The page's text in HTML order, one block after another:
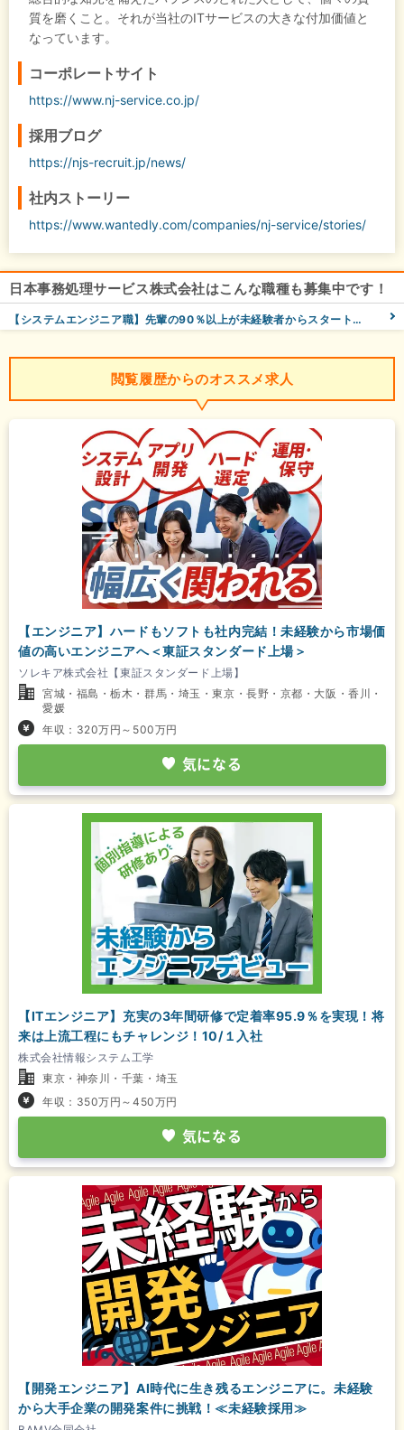
質を磨くこと。それが当社のITサービスの大きな付加価値と
なっています。
コーポレートサイト
https://www.nj-service.co.jp/
採用ブログ
https://njs-recruit.jp/news/
社内ストーリー
https://www.wantedly.com/companies/nj-service/stories/
日本事務処理サービス株式会社はこんな職種も募集中です！
【システムエンジニア職】先輩の90％以上が未経験者からスタート！社内トレーナーが基礎から教えます！
閲覧履歴からのオススメ求人
【エンジニア】ハードもソフトも社内完結！未経験から市場価
値の高いエンジニアへ＜東証スタンダード上場＞
ソレキア株式会社【東証スタンダード上場】
宮城・福島・栃木・群馬・埼玉・東京・長野・京都・大阪・香川・
愛媛
年収：320万円～500万円
気になる
【ITエンジニア】充実の3年間研修で定着率95.9％を実現！将
来は上流工程にもチャレンジ！10/１入社
株式会社情報システム工学
東京・神奈川・千葉・埼玉
年収：350万円～450万円
気になる
【開発エンジニア】AI時代に生き残るエンジニアに。未経験
から大手企業の開発案件に挑戦！≪未経験採用≫